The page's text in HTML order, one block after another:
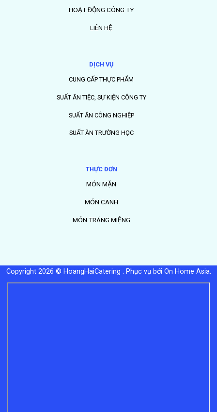
HOẠT ĐỘNG CÔNG TY
LIÊN HỆ
DỊCH VỤ
CUNG CẤP THỰC PHẨM
SUẤT ĂN TIỆC, SỰ KIỆN CÔNG TY
SUẤT ĂN CÔNG NGHIỆP
SUẤT ĂN TRƯỜNG HỌC
THỰC ĐƠN
MÓN MẶN
MÓN CANH
MÓN TRÁNG MIỆNG
Copyright 2026 © HoangHaiCatering . Phục vụ bởi On Home Asia.